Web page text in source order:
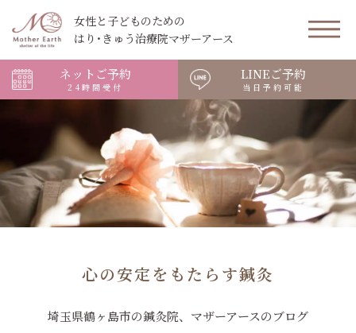
女性と子どものための
はり･きゅう治療院マザーアース
ネットご予約
24時間受付
LINEご予約
当日予約可能
心の安定をもたらす鍼灸
埼玉県鶴ヶ島市の鍼灸院、マザーアースのブログ